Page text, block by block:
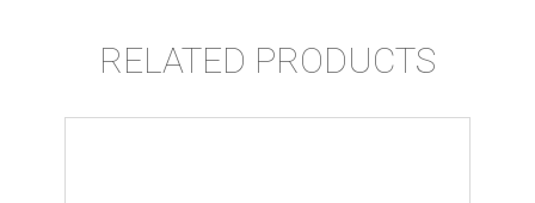
RELATED PRODUCTS